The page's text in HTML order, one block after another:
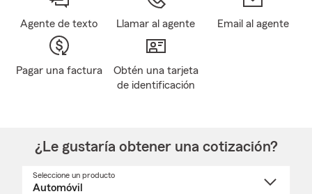
Agente de texto Llamar al agente Email al agente
Pagar una factura
Obtén una tarjeta
de identificación
¿Le gustaría obtener una cotización?
Seleccione un producto